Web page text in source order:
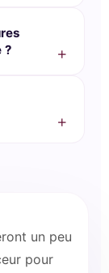
?
un peu
pour